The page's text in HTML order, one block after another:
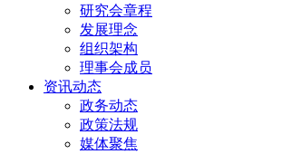
研究会章程
发展理念
组织架构
理事会成员
资讯动态
政务动态
政策法规
媒体聚焦